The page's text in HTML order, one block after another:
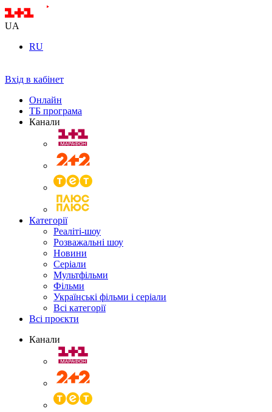
UA
RU
Вхід в кабінет
Онлайн
ТБ програма
Канали
Категорії
Реаліті-шоу
Розважальні шоу
Новини
Серіали
Мультфільми
Фільми
Українські фільми і серіали
Всі категорії
Всі проєкти
Канали